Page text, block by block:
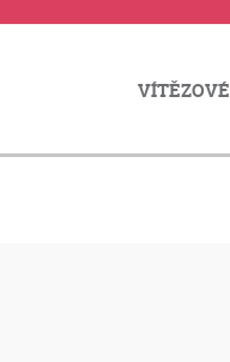
VÍTĚZOVÉ